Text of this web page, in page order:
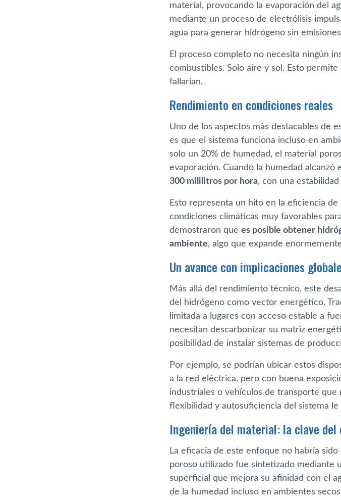
material, provocando la evaporación del
mediante un proceso de electrólisis
agua para generar hidrógeno sin
El proceso completo no necesita ningún
combustibles. Solo aire y sol. Esto
fallarían.
Rendimiento en condiciones reales
Uno de los aspectos más destacables de
es que el sistema funciona incluso en
solo un 20% de humedad, el material
evaporación. Cuando la humedad
300 mililitros por hora, con una
Esto representa un hito en la eficiencia
condiciones climáticas muy favorables
demostraron que es posible obtener
ambiente, algo que expande
Un avance con implicaciones
Más allá del rendimiento técnico, este
del hidrógeno como vector energético.
limitada a lugares con acceso estable a
necesitan descarbonizar su matriz
posibilidad de instalar sistemas de
Por ejemplo, se podrían ubicar estos
a la red eléctrica, pero con buena
industriales o vehículos de transporte
flexibilidad y autosuficiencia del sistema
Ingeniería del material: la clave del
La eficacia de este enfoque no habría
poroso utilizado fue sintetizado mediante
superficial que mejora su afinidad con el
de la humedad incluso en ambientes